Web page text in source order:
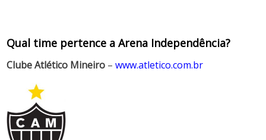
Qual time pertence a Arena Independência?
Clube Atlético Mineiro –www.atletico.com.br